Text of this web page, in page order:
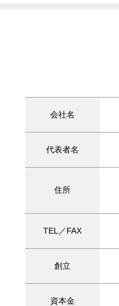
会社名
代表者名
住所
TEL／FAX
創立
資本金